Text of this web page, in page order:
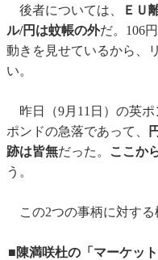
後者については、
ＥＵ
ル/円は蚊帳の外だ。106
動きを見せているから、
い。
昨日（9月11日）の英ポ
ポンドの急落であって、
跡は皆無だった。 ここか
う。
この2つの事柄に対する
■陳満咲杜の「マーケッ